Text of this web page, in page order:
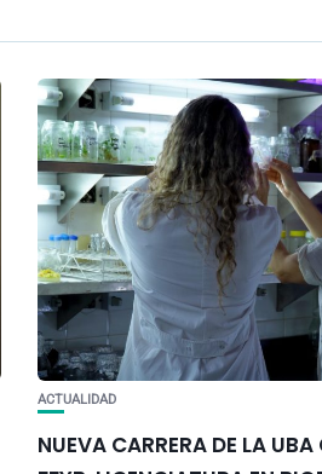
ACTUALIDAD
NUEVA CARRERA DE LA UBA